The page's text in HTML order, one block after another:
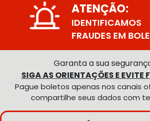
ATENÇÃO:
IDENTIFICAMOS
FRAUDES EM
Garanta a sua
SIGA AS ORIENTAÇÕES E EVITE
Pague boletos apenas nos canais
compartilhe seus dados com